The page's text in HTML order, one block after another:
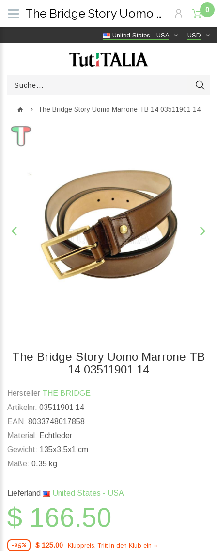
USD
United States - USA
0
The Bridge Story Uomo Marrone TB 14 03511901 14
The Bridge Story Uomo Marrone TB
14 03511901 14
Hersteller THE BRIDGE
Artikelnr. 03511901 14
EAN: 8033748017858
Material: Echtleder
Gewicht: 135x3.5x1 cm
Maße: 0.35 kg
Lieferland United States - USA
$ 166.50
-25% $ 125.00 Klubpreis. Tritt in den Klub ein »
The Bridge Story Uomo Marrone TB 14 03511901 14 | TutITALIA